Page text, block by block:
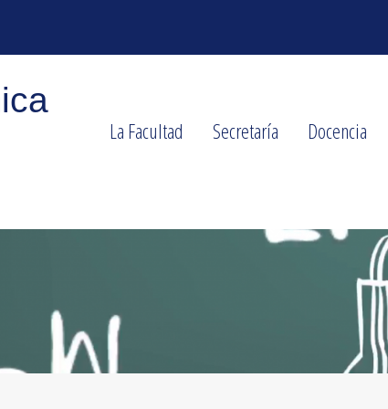
La Facultad Secretaría Docencia